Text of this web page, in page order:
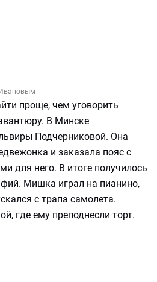
проще, чем уговорить
В Минске
Подчерниковой. Она
и заказала пояс с
для него. В итоге получилось
Мишка играл на пианино,
с трапа самолета.
где ему преподнесли торт.